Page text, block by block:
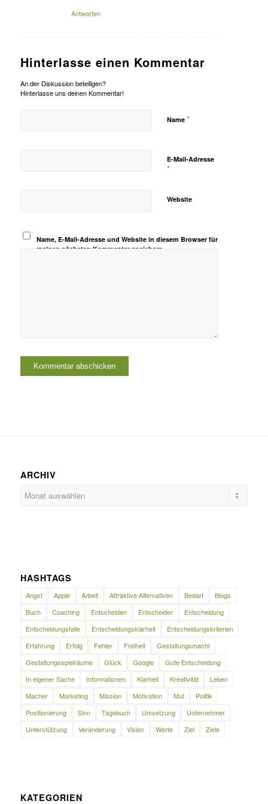
Antworten
Hinterlasse einen Kommentar
An der Diskussion beteiligen?
Hinterlasse uns deinen Kommentar!
Name *
E-Mail-Adresse
*
Website
Name, E-Mail-Adresse und Website in diesem Browser für
meinen nächsten Kommentar speichern.
ARCHIV
HASHTAGS
Angst Apple Arbeit Attraktive Alternativen Bedarf
Blogs
Buch
Coaching Entscheiden Entscheider
Entscheidung
Entscheidungsfalle
Entscheidungsklarheit
Entscheidungskriterien
Erfahrung
Erfolg Fehler Freiheit
Gestaltungsmacht
Gestaltungsspielräume
Glück Google
Gute Entscheidung
In eigener Sache
Informationen Klarheit Kreativität
Leben
Macher
Marketing Mission Motivation Mut
Politik
Positionierung
Sinn Tagebuch Umsetzung
Unternehmer
Unterstützung
Veränderung Vision Werte Ziel Ziele
KATEGORIEN